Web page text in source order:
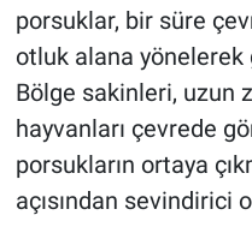
porsuklar, bir süre
otluk alana yönelerek
Bölge sakinleri, uzun
hayvanları çevrede
porsukların ortaya
açısından sevindirici